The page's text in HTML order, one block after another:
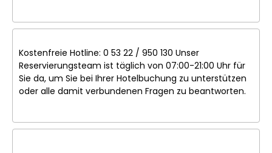
Kostenfreie Hotline: 0 53 22 / 950 130 Unser
Reservierungsteam ist täglich von 07:00-21:00 Uhr für
Sie da, um Sie bei Ihrer Hotelbuchung zu unterstützen
oder alle damit verbundenen Fragen zu beantworten.